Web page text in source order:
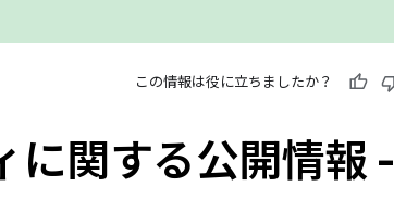
この情報は役に立ちましたか？
に関する公開情報 -